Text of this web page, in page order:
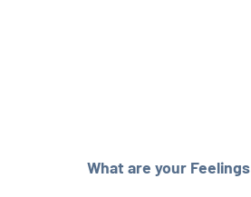
What are your Feelings